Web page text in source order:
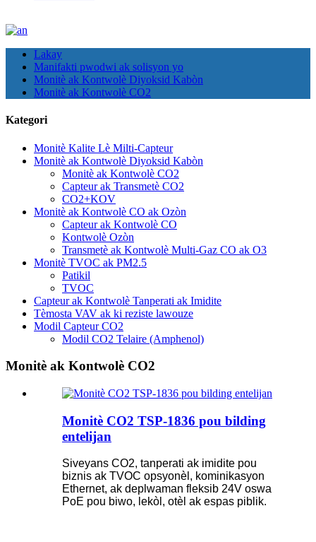
Lakay
Manifakti pwodwi ak solisyon yo
Monitè ak Kontwolè Diyoksid Kabòn
Monitè ak Kontwolè CO2
Kategori
Monitè Kalite Lè Milti-Capteur
Monitè ak Kontwolè Diyoksid Kabòn
Monitè ak Kontwolè CO2
Capteur ak Transmetè CO2
CO2+KOV
Monitè ak Kontwolè CO ak Ozòn
Capteur ak Kontwolè CO
Kontwolè Ozòn
Transmetè ak Kontwolè Multi-Gaz CO ak O3
Monitè TVOC ak PM2.5
Patikil
TVOC
Capteur ak Kontwolè Tanperati ak Imidite
Tèmosta VAV ak ki reziste lawouze
Modil Capteur CO2
Modil CO2 Telaire (Amphenol)
Monitè ak Kontwolè CO2
Monitè CO2 TSP-1836 pou bilding
entelijan
Siveyans CO2, tanperati ak imidite pou
biznis ak TVOC opsyonèl, kominikasyon
Ethernet, ak deplwaman fleksib 24V oswa
PoE pou biwo, lekòl, otèl ak espas piblik.